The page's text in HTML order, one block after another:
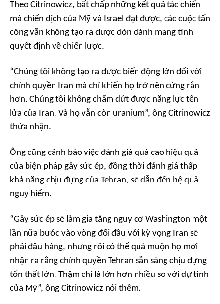
Theo Citrinowicz, bất chấp những kết quả tác chiến
mà chiến dịch của Mỹ và Israel đạt được, các cuộc tấn
công vẫn không tạo ra được đòn đánh mang tính
quyết định về chiến lược.
“Chúng tôi không tạo ra được biến động lớn đối với
chính quyền Iran mà chỉ khiến họ trở nên cứng rắn
hơn. Chúng tôi không chấm dứt được năng lực tên
lửa của Iran. Và họ vẫn còn uranium”, ông Citrinowicz
thừa nhận.
Ông cũng cảnh báo việc đánh giá quá cao hiệu quả
của biện pháp gây sức ép, đồng thời đánh giá thấp
khả năng chịu đựng của Tehran, sẽ dẫn đến hệ quả
nguy hiểm.
“Gây sức ép sẽ làm gia tăng nguy cơ Washington một
lần nữa bước vào vòng đối đầu với kỳ vọng Iran sẽ
phải đầu hàng, nhưng rồi có thể quá muộn họ mới
nhận ra rằng chính quyền Tehran sẵn sàng chịu đựng
tổn thất lớn. Thậm chí là lớn hơn nhiều so với dự tính
của Mỹ”, ông Citrinowicz nói thêm.